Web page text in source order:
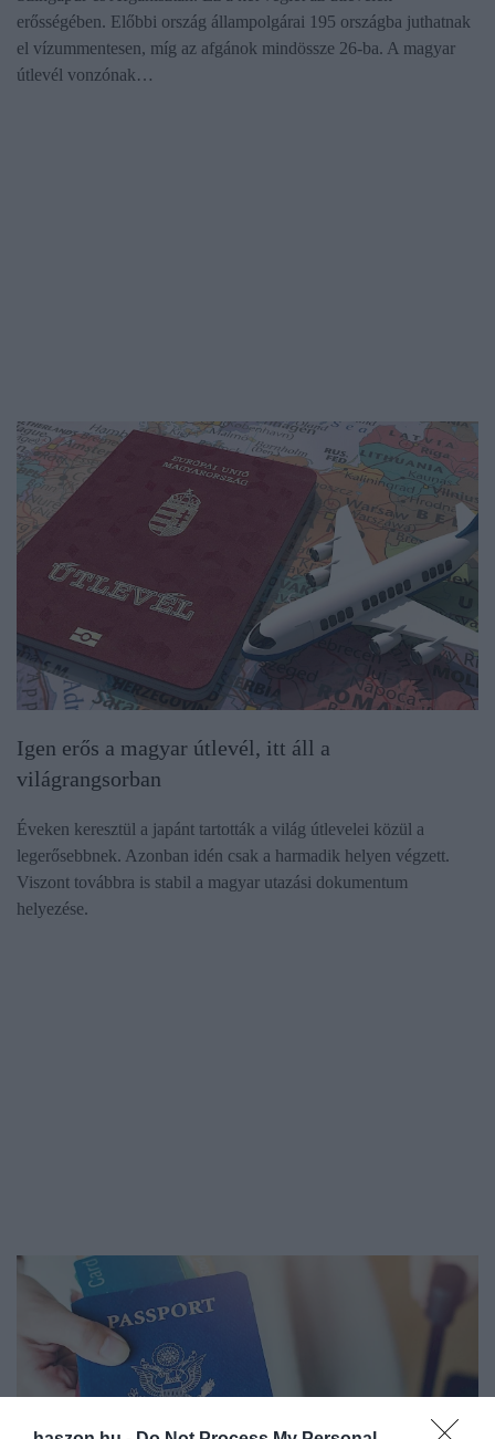
erősségében. Előbbi ország állampolgárai 195 országba juthatnak
el vízummentesen, míg az afgánok mindössze 26-ba. A magyar
útlevél vonzónak…
Igen erős a magyar útlevél, itt áll a
világrangsorban
Éveken keresztül a japánt tartották a világ útlevelei közül a
legerősebbnek. Azonban idén csak a harmadik helyen végzett.
Viszont továbbra is stabil a magyar utazási dokumentum
helyezése.